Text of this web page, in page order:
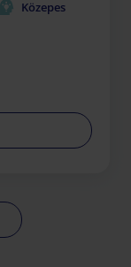
Közepes